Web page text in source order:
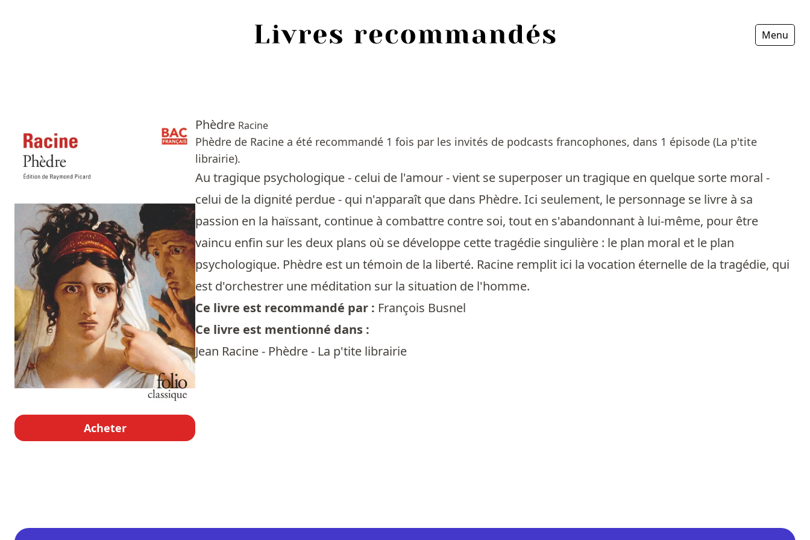
Menu
Acheter
Phèdre Racine
Phèdre de Racine a été recommandé 1 fois par les invités de podcasts francophones, dans 1 épisode (La p'tite
librairie).
Au tragique psychologique - celui de l'amour - vient se superposer un tragique en quelque sorte moral -
celui de la dignité perdue - qui n'apparaît que dans Phèdre. Ici seulement, le personnage se livre à sa
passion en la haïssant, continue à combattre contre soi, tout en s'abandonnant à lui-même, pour être
vaincu enfin sur les deux plans où se développe cette tragédie singulière : le plan moral et le plan
psychologique. Phèdre est un témoin de la liberté. Racine remplit ici la vocation éternelle de la tragédie, qui
est d'orchestrer une méditation sur la situation de l'homme.
Ce livre est recommandé par : François Busnel
Ce livre est mentionné dans :
Jean Racine - Phèdre - La p'tite librairie
Sources
Personnes
Livres
Livres les plus recommandés
Prix littéraires